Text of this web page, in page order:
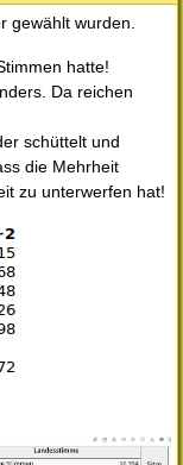
gewählt wurden.
hatte!
Da reichen
schüttelt und
die Mehrheit
zu unterwerfen hat!